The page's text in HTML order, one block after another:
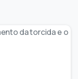
0 0